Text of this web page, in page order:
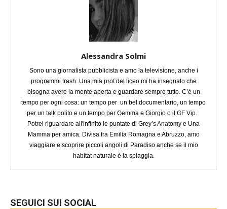
Alessandra Solmi
Sono una giornalista pubblicista e amo la televisione, anche i
programmi trash. Una mia prof del liceo mi ha insegnato che
bisogna avere la mente aperta e guardare sempre tutto. C’è un
tempo per ogni cosa: un tempo per un bel documentario, un tempo
per un talk polito e un tempo per Gemma e Giorgio o il GF Vip.
Potrei riguardare all'infinito le puntate di Grey’s Anatomy e Una
Mamma per amica. Divisa fra Emilia Romagna e Abruzzo, amo
viaggiare e scoprire piccoli angoli di Paradiso anche se il mio
habitat naturale è la spiaggia.
SEGUICI SUI SOCIAL